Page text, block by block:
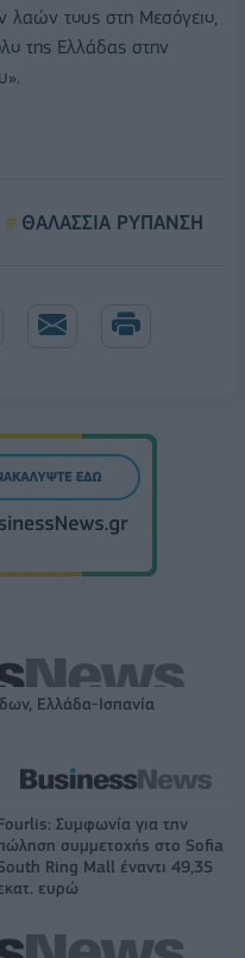
τους στη Μεσόγειο,
της Ελλάδας στην
ΘΑΛΑΣΣΙΑ ΡΥΠΑΝΣΗ
Ελλάδα-Ισπανία
Συμφωνία για την
συμμετοχής στο Sofia
Ring Mall έναντι 49,35
ευρώ